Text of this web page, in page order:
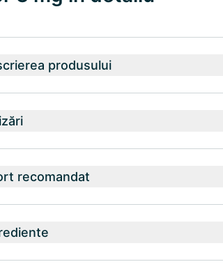
produsului
recomandat